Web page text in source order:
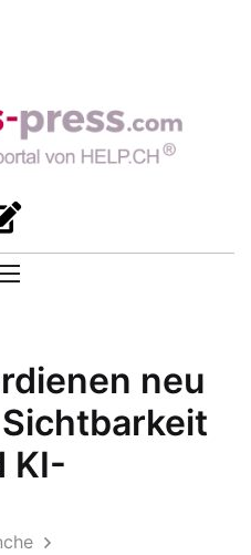
neu
KI-